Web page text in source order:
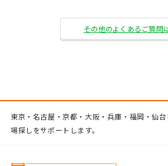
その他のよくあるご質問
東京・名古屋・京都・大阪・兵庫・福岡・仙
場探しをサポートします。